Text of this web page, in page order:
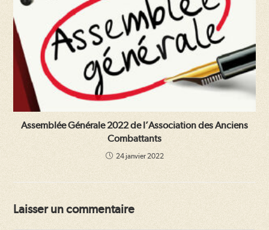
Assemblée Générale 2022 de l’Association des Anciens
Combattants
24 janvier 2022
Laisser un commentaire